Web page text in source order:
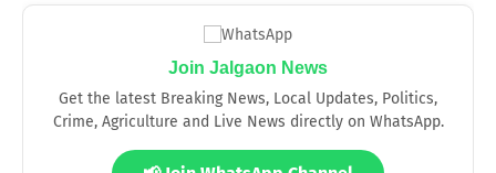
Join Jalgaon News
Get the latest Breaking News, Local Updates, Politics,
Crime, Agriculture and Live News directly on WhatsApp.